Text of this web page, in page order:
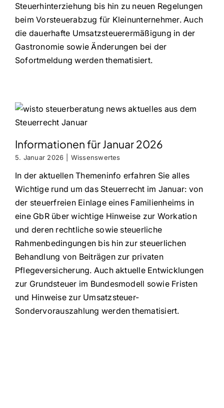
Steuerhinterziehung bis hin zu neuen Regelungen
beim Vorsteuerabzug für Kleinunternehmer. Auch
die dauerhafte Umsatzsteuerermäßigung in der
Gastronomie sowie Änderungen bei der
Sofortmeldung werden thematisiert.
Informationen für Januar 2026
5. Januar 2026 Wissenswertes
In der aktuellen Themeninfo erfahren Sie alles
Wichtige rund um das Steuerrecht im Januar: von
der steuerfreien Einlage eines Familienheims in
eine GbR über wichtige Hinweise zur Workation
und deren rechtliche sowie steuerliche
Rahmenbedingungen bis hin zur steuerlichen
Behandlung von Beiträgen zur privaten
Pflegeversicherung. Auch aktuelle Entwicklungen
zur Grundsteuer im Bundesmodell sowie Fristen
und Hinweise zur Umsatzsteuer-
Sondervorauszahlung werden thematisiert.